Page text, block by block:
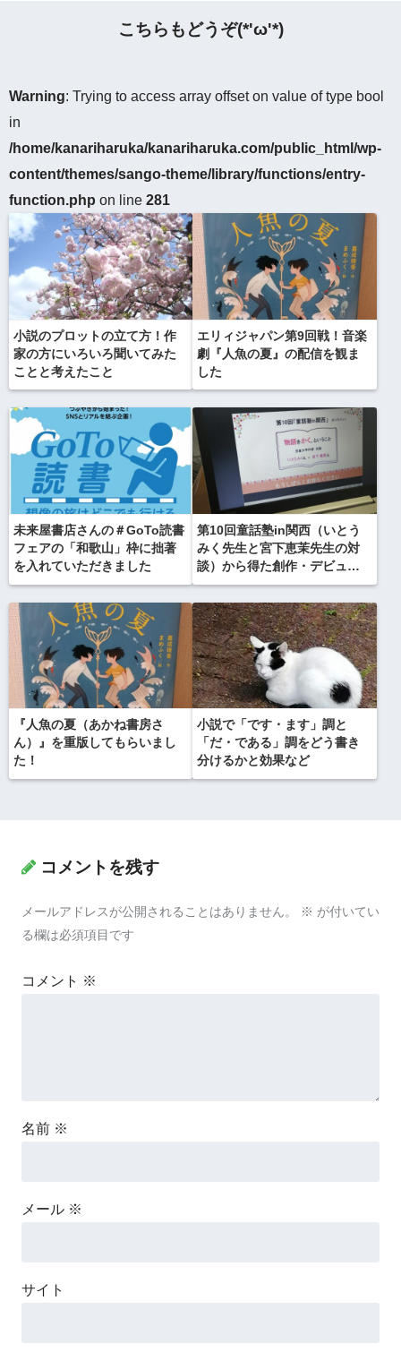
こちらもどうぞ(*'ω'*)
Warning: Trying to access array offset on value of type bool
in
/home/kanariharuka/kanariharuka.com/public_html/wp-
content/themes/sango-theme/library/functions/entry-
function.php on line 281
小説のプロットの立て方！作
家の方にいろいろ聞いてみた
ことと考えたこと
エリィジャパン第9回戦！音楽
劇『人魚の夏』の配信を観ま
した
未来屋書店さんの＃GoTo読書
フェアの「和歌山」枠に拙著
を入れていただきました
第10回童話塾in関西（いとう
みく先生と宮下恵茉先生の対
談）から得た創作・デビュー
のヒント
『人魚の夏（あかね書房さ
ん）』を重版してもらいまし
た！
小説で「です・ます」調と
「だ・である」調をどう書き
分けるかと効果など
コメントを残す
メールアドレスが公開されることはありません。 ※ が付いてい
る欄は必須項目です
コメント ※
名前 ※
メール ※
サイト